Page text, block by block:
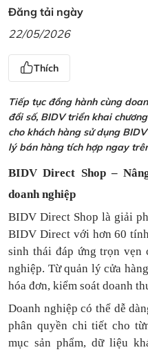
Đăng tải ngày
22/05/2026
Thích
Tiếp tục đồng hành cùng
đổi số, BIDV triển khai
cho khách hàng sử dụng
lý bán hàng tích hợp ngay
BIDV Direct Shop –
doanh nghiệp
BIDV Direct Shop là giải
BIDV Direct với hơn 60
sinh thái đáp ứng trọn vẹn
nghiệp. Từ quản lý cửa
hóa đơn, kiểm soát doanh
Doanh nghiệp có thể dễ
phân quyền chi tiết cho
mục sản phẩm, dữ liệu